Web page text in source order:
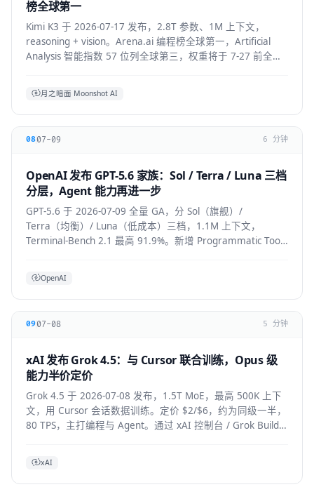
榜全球第一
Kimi K3 于 2026-07-17 发布，2.8T 参数、1M 上下文，
reasoning + vision。Arena.ai 编程榜全球第一，Artificial
Analysis 智能指数 57 位列全球第三，权重将于 7-27 前全部
月之暗面 Moonshot AI
0807-09 6 分钟
OpenAI 发布 GPT-5.6 家族：Sol / Terra / Luna 三档
分层，Agent 能力再进一步
GPT-5.6 于 2026-07-09 全量 GA，分 Sol（旗舰）/
Terra（均衡）/ Luna（低成本）三档，1.1M 上下文，
Terminal-Bench 2.1 最高 91.9%。新增 Programmatic Tool
OpenAI
0907-08 5 分钟
xAI 发布 Grok 4.5：与 Cursor 联合训练，Opus 级
能力半价定价
Grok 4.5 于 2026-07-08 发布，1.5T MoE，最高 500K 上下
文，用 Cursor 会话数据训练。定价 $2/$6，约为同级一半，
80 TPS，主打编程与 Agent。通过 xAI 控制台 / Grok Build /
xAI